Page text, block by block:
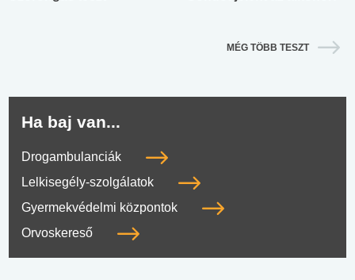
MÉG TÖBB TESZT
Ha baj van...
Drogambulanciák
Lelkisegély-szolgálatok
Gyermekvédelmi központok
Orvoskereső